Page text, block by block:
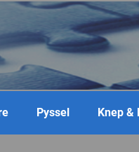
Pyssel Knep &